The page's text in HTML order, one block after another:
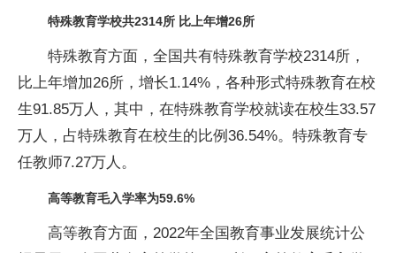
特殊教育学校共2314所 比上年增26所
特殊教育方面，全国共有特殊教育学校2314所，
比上年增加26所，增长1.14%，各种形式特殊教育在校
生91.85万人，其中，在特殊教育学校就读在校生33.57
万人，占特殊教育在校生的比例36.54%。特殊教育专
任教师7.27万人。
高等教育毛入学率为59.6%
高等教育方面，2022年全国教育事业发展统计公